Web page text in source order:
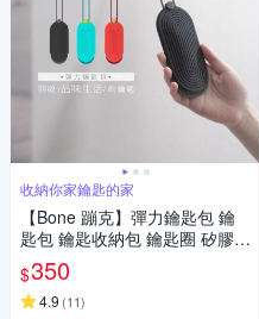
收納你家鑰匙的家
【Bone 蹦克】彈力鑰匙包 鑰
匙包 鑰匙收納包 鑰匙圈 矽膠鑰
匙包 鑰匙收納
$350
4.9 (11)